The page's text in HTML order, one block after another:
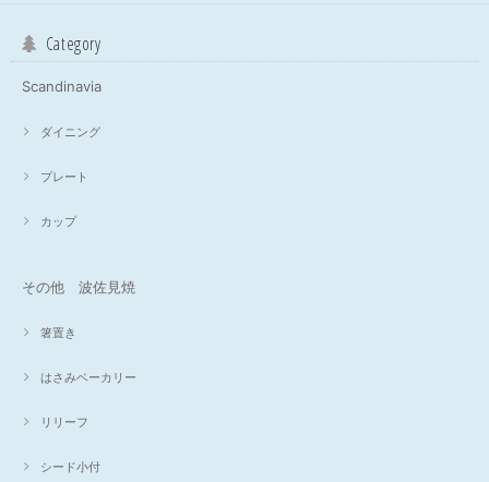
Category
Scandinavia
ダイニング
プレート
カップ
その他 波佐見焼
箸置き
はさみベーカリー
リリーフ
シード小付